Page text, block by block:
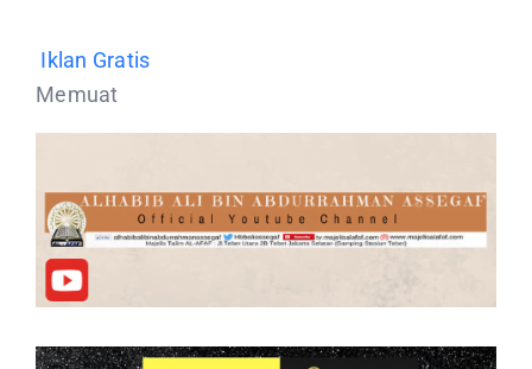
Iklan Gratis
Memuat